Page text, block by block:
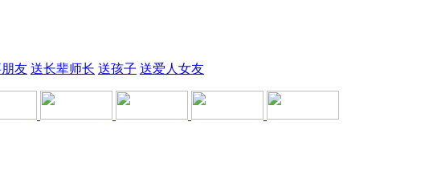
友 送长辈师长 送孩子 送爱人女友